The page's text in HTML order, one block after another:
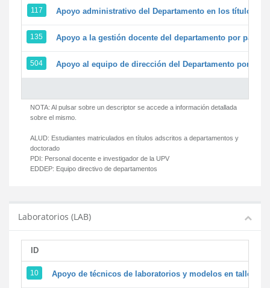
117 Apoyo administrativo del Departamento en los títulos de
135 Apoyo a la gestión docente del departamento por parte
504 Apoyo al equipo de dirección del Departamento por
NOTA: Al pulsar sobre un descriptor se accede a información detallada
sobre el mismo.
ALUD: Estudiantes matriculados en títulos adscritos a departamentos y
doctorado
PDI: Personal docente e investigador de la UPV
EDDEP: Equipo directivo de departamentos
Laboratorios (LAB)
ID
10 Apoyo de técnicos de laboratorios y modelos en